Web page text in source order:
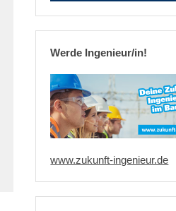
Werde Ingenieur/in!
www.zukunft-ingenieur.de